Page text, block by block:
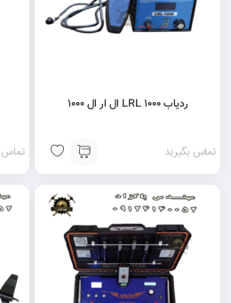
ردیاب LRL 1000 ال ار ال ۱۰۰۰
تماس بگیرید تماس